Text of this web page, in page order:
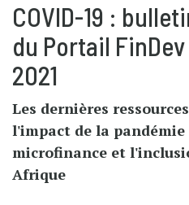
COVID-19 :
du Portail
2021
Les dernières
l'impact de la pandémie
microfinance et
Afrique